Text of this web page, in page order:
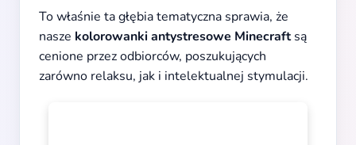
To właśnie ta głębia tematyczna sprawia, że
nasze kolorowanki antystresowe Minecraftsą
cenione przez odbiorców, poszukujących
zarówno relaksu, jak i intelektualnej stymulacji.